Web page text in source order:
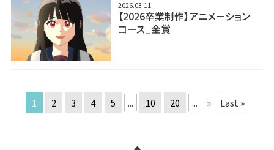
2026.03.11
【2026卒業制作】アニメーション
コース_金賞
1 2 3 4 5 ... 10 20 ... » Last »